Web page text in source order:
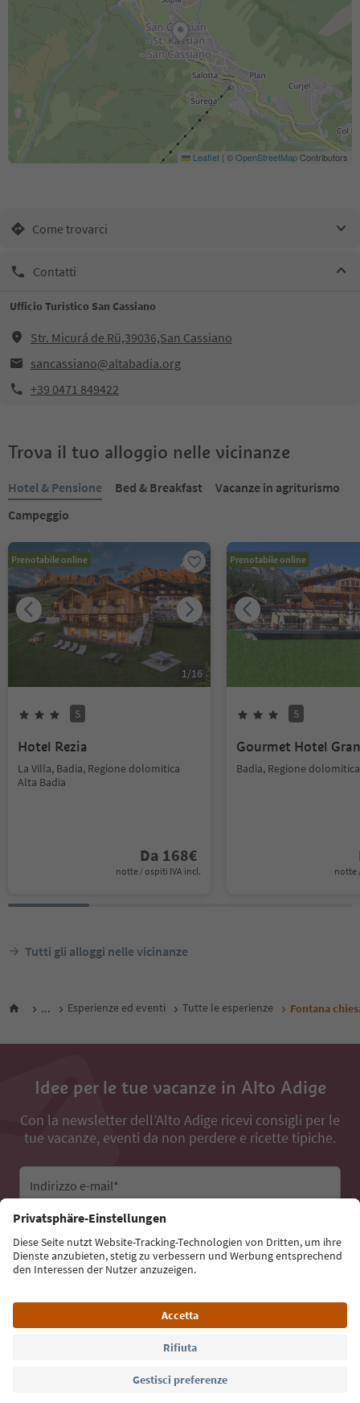
Leaflet | ©OpenStreetMapContributors
Come trovarci
Contatti
Ufficio Turistico San Cassiano
Str. Micurá de Rü,39036,San Cassiano
sancassiano@altabadia.org
+39 0471 849422
Trova il tuo alloggio nelle vicinanze
Hotel & Pensione Bed & Breakfast
Vacanze in agriturismo
Campeggio
Prenotabile online
1/16
S
Hotel Rezia
La Villa, Badia, Regione dolomitica
Alta Badia
Da 168€
notte / ospiti IVA incl.
Prenotabile online
S
Gourmet Hotel
Badia, Regione
notte
Tutti gli alloggi nelle vicinanze
... Esperienze ed eventi Tutte le esperienze Fontana
Idee per le tue vacanze in Alto Adige
Con la newsletter dell’Alto Adige ricevi consigli per le
tue vacanze, eventi da non perdere e ricette tipiche.
Indirizzo e-mail*
Iscriviti alla newsletter